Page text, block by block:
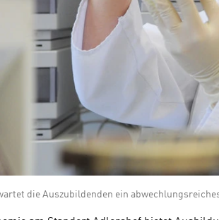
die Auszubildenden ein